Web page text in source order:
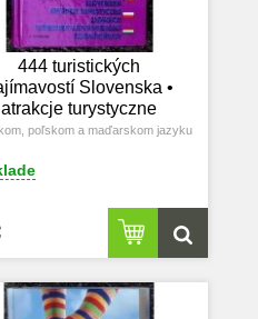
444 turistických
Slovenska •
atrakcje turystyczne
Slowacji • turisztikai
Szlovákiában
poľskom a maďarskom jazyku